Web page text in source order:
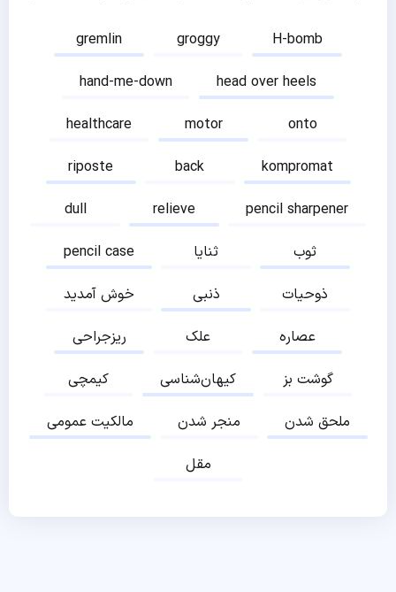
gremlin groggy
H-bomb
hand-me-down
head over heels
healthcare
motor
onto
riposte
back
kompromat
dull
relieve
pencil sharpener
pencil case
ثنایا
ثوب
خوش آمدید
ذنبی
ذوحیات
ریزجراحی
علک
عصاره
کیمچی
کیهان‌شناسی
گوشت بز
مالکیت عمومی
منجر شدن
ملحق شدن
مقل